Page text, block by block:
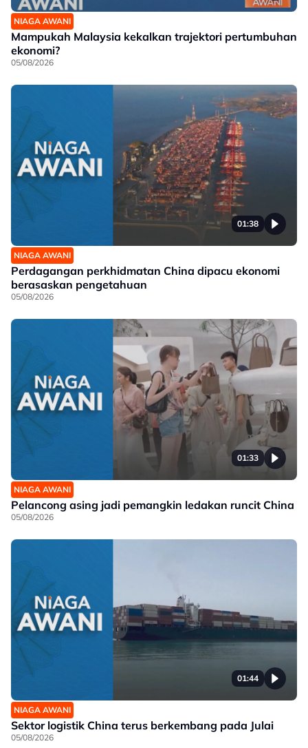
NIAGA AWANI
Mampukah Malaysia kekalkan trajektori pertumbuhan
ekonomi?
05/08/2026
01:38
NIAGA AWANI
Perdagangan perkhidmatan China dipacu ekonomi
berasaskan pengetahuan
05/08/2026
01:33
NIAGA AWANI
Pelancong asing jadi pemangkin ledakan runcit China
05/08/2026
01:44
NIAGA AWANI
Sektor logistik China terus berkembang pada Julai
05/08/2026